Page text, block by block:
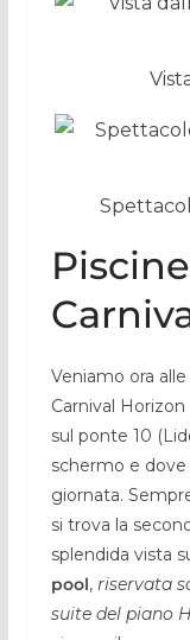
Veniamo ora
Carnival Horizon
sul ponte 10
schermo e
giornata.
si trova la
splendida vista
pool, riservata
suite del piano